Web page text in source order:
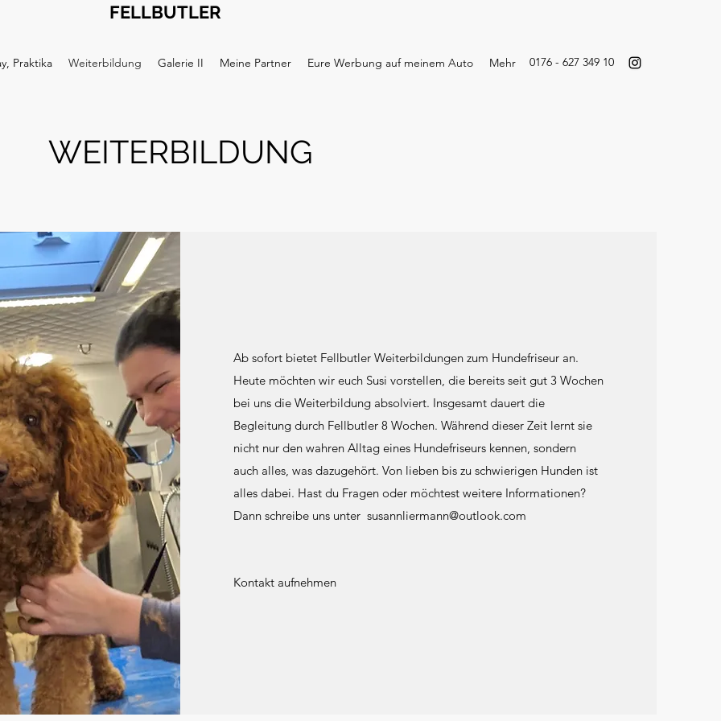
Praktika Weiterbildung Galerie II Meine Partner Eure Werbung auf meinem Auto Mehr 0176 - 627 349 10
FELLBUTLER
WEITERBILDUNG
Ab sofort bietet Fellbutler Weiterbildungen zum Hundefriseur an.
Heute möchten wir euch Susi vorstellen, die bereits seit gut 3 Wochen
bei uns die Weiterbildung absolviert. Insgesamt dauert die
Begleitung durch Fellbutler 8 Wochen. Während dieser Zeit lernt sie
nicht nur den wahren Alltag eines Hundefriseurs kennen, sondern
auch alles, was dazugehört. Von lieben bis zu schwierigen Hunden ist
alles dabei. Hast du Fragen oder möchtest weitere Informationen?
Dann schreibe uns unter susannliermann@outlook.com
Kontakt aufnehmen